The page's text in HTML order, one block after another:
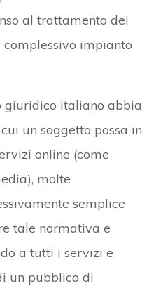
al trattamento dei
impianto
giuridico italiano abbia
un soggetto possa in
online (come
molte
semplice
tale normativa e
a tutti i servizi e
un pubblico di